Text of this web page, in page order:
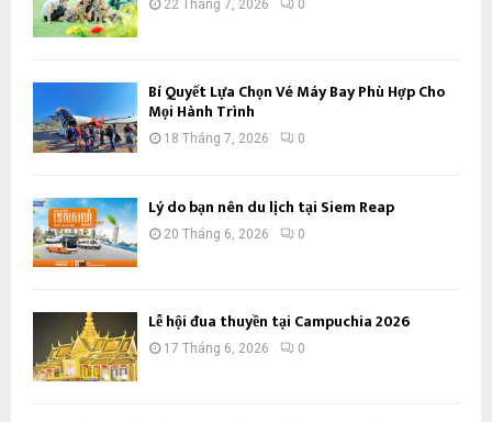
22 Tháng 7, 2026 0
Bí Quyết Lựa Chọn Vé Máy Bay Phù Hợp Cho
Mọi Hành Trình
18 Tháng 7, 2026 0
Lý do bạn nên du lịch tại Siem Reap
20 Tháng 6, 2026 0
Lễ hội đua thuyền tại Campuchia 2026
17 Tháng 6, 2026 0